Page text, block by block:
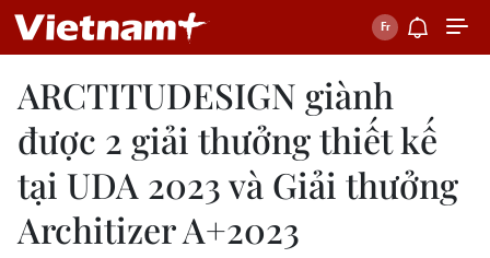
ARCTITUDESIGN giành
được 2 giải thưởng thiết kế
tại UDA 2023 và Giải thưởng
Architizer A+2023